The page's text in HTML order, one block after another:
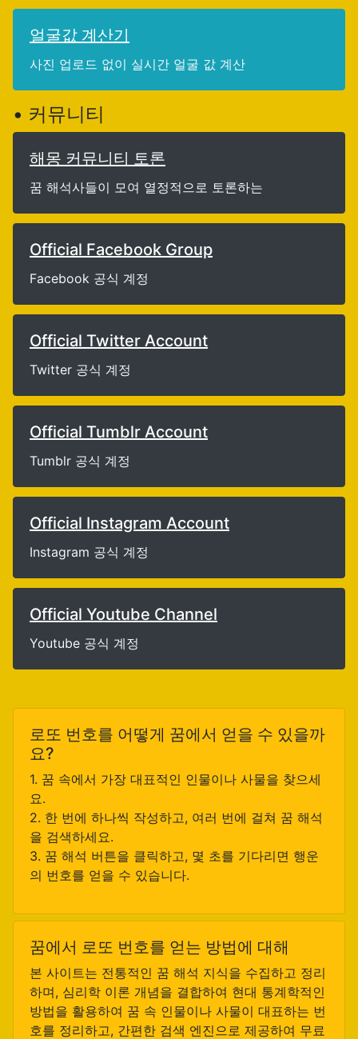
얼굴값 계산기
사진 업로드 없이 실시간 얼굴 값 계산
• 커뮤니티
해몽 커뮤니티 토론
꿈 해석사들이 모여 열정적으로 토론하는
Official Facebook Group
Facebook 공식 계정
Official Twitter Account
Twitter 공식 계정
Official Tumblr Account
Tumblr 공식 계정
Official Instagram Account
Instagram 공식 계정
Official Youtube Channel
Youtube 공식 계정
로또 번호를 어떻게 꿈에서 얻을 수 있을까
요?
1. 꿈 속에서 가장 대표적인 인물이나 사물을 찾으세
요.
2. 한 번에 하나씩 작성하고, 여러 번에 걸쳐 꿈 해석
을 검색하세요.
3. 꿈 해석 버튼을 클릭하고, 몇 초를 기다리면 행운
의 번호를 얻을 수 있습니다.
꿈에서 로또 번호를 얻는 방법에 대해
본 사이트는 전통적인 꿈 해석 지식을 수집하고 정리
하며, 심리학 이론 개념을 결합하여 현대 통계학적인
방법을 활용하여 꿈 속 인물이나 사물이 대표하는 번
호를 정리하고, 간편한 검색 엔진으로 제공하여 무료